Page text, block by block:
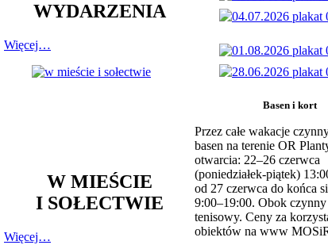
WYDARZENIA
Więcej…
W MIEŚCIE
I SOŁECTWIE
Więcej…
Basen i kort
Przez całe wakacje
basen na terenie OR
otwarcia: 22–26 czerwca
(poniedziałek-piątek)
od 27 czerwca do końca
9:00–19:00. Obok
tenisowy. Ceny za
obiektów na www